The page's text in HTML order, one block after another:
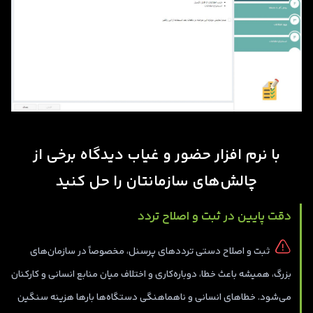
با نرم‌ افزار حضور و غیاب دیدگاه برخی از
چالش‌های سازمانتان را حل کنید
دقت پایین در ثبت و اصلاح تردد
ثبت و اصلاح دستی ترددهای پرسنل، مخصوصاً در سازمان‌های
بزرگ، همیشه باعث خطا، دوباره‌کاری و اختلاف میان منابع انسانی و کارکنان
می‌شود. خطاهای انسانی و ناهماهنگی دستگاه‌ها بارها هزینه سنگین